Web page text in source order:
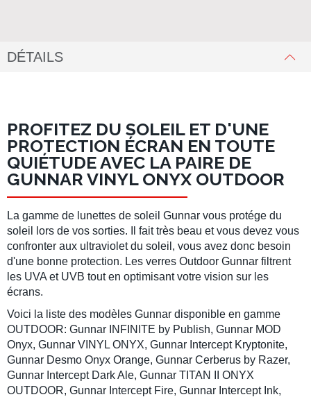
DÉTAILS
PROFITEZ DU SOLEIL ET D'UNE
PROTECTION ÉCRAN EN TOUTE
QUIÉTUDE AVEC LA PAIRE DE
GUNNAR VINYL ONYX OUTDOOR
La gamme de lunettes de soleil Gunnar vous protége du
soleil lors de vos sorties. Il fait très beau et vous devez vous
confronter aux ultraviolet du soleil, vous avez donc besoin
d'une bonne protection. Les verres Outdoor Gunnar filtrent
les UVA et UVB tout en optimisant votre vision sur les
écrans.
Voici la liste des modèles Gunnar disponible en gamme
OUTDOOR: Gunnar INFINITE by Publish, Gunnar MOD
Onyx, Gunnar VINYL ONYX, Gunnar Intercept Kryptonite,
Gunnar Desmo Onyx Orange, Gunnar Cerberus by Razer,
Gunnar Intercept Dark Ale, Gunnar TITAN II ONYX
OUTDOOR, Gunnar Intercept Fire, Gunnar Intercept Ink,